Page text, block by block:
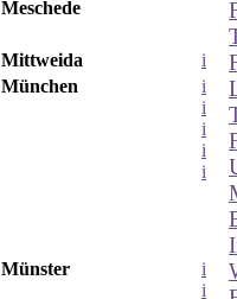
Meschede
Mittweida i
München
i
i
i
i
i
Münster
i
i